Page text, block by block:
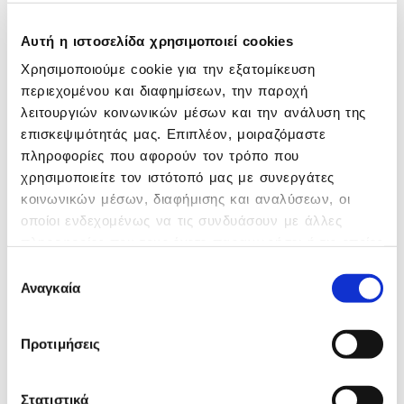
Αυτή η ιστοσελίδα χρησιμοποιεί cookies
Χρησιμοποιούμε cookie για την εξατομίκευση
περιεχομένου και διαφημίσεων, την παροχή
λειτουργιών κοινωνικών μέσων και την ανάλυση της
επισκεψιμότητάς μας. Επιπλέον, μοιραζόμαστε
πληροφορίες που αφορούν τον τρόπο που
χρησιμοποιείτε τον ιστότοπό μας με συνεργάτες
κοινωνικών μέσων, διαφήμισης και αναλύσεων, οι
οποίοι ενδεχομένως να τις συνδυάσουν με άλλες
χρήση των υπηρεσιών τους.
συγκατάθεσης
Αναγκαία
Προτιμήσεις
Στατιστικά
ψηφιακών διαδικασιών σε όλο το
MIS reportingγια πρόληψη
πιθανών κινδύνων, αξιοποίηση
ευκαιριών, έγκαιρη και έγκυρη
αναπροσαρμογή των
επιχειρηματικών δράσεων, λήψη
ορθών επιχειρηματικών αποφάσεων
Διασυνδέσεις με:
• Τράπεζες (e-banking)
• Πλατφόρμα myDATA
• Mobile τερματικά
• Β2Β portal